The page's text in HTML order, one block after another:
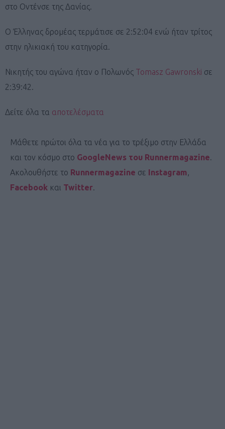
στο Οντένσε της Δανίας.
Ο Έλληνας δρομέας τερμάτισε σε 2:52:04 ενώ ήταν τρίτος
στην ηλικιακή του κατηγορία.
Νικητής του αγώνα ήταν ο Πολωνός Tomasz Gawronski σε
2:39:42.
Δείτε όλα τα αποτελέσματα
Μάθετε πρώτοι όλα τα νέα για το τρέξιμο στην Ελλάδα
και τον κόσμο στο GoogleNews του Runnermagazine.
Ακολουθήστε το Runnermagazine σε Instagram,
Facebook και Twitter.